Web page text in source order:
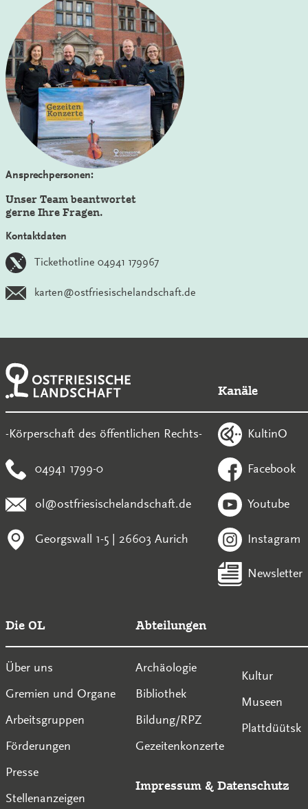
Ansprechpersonen:
Unser Team beantwortet
gerne Ihre Fragen.
Kontaktdaten
Tickethotline 04941 179967
karten@ostfriesischelandschaft.de
-Körperschaft des öffentlichen Rechts-
04941 1799-0
ol@ostfriesischelandschaft.de
Georgswall 1-5 | 26603 Aurich
Kanäle
KultinO
Facebook
Youtube
Instagram
Newsletter
Die OL
Über uns
Gremien und Organe
Arbeitsgruppen
Förderungen
Presse
Stellenanzeigen
Abteilungen
Archäologie
Bibliothek
Bildung/RPZ
Gezeitenkonzerte
Kultur
Museen
Plattdüütsk
Impressum & Datenschutz